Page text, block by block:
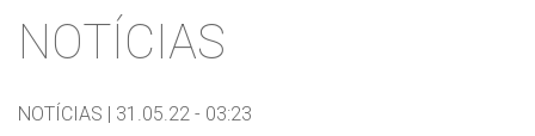
NOTÍCIAS
NOTÍCIAS | 31.05.22 - 03:23